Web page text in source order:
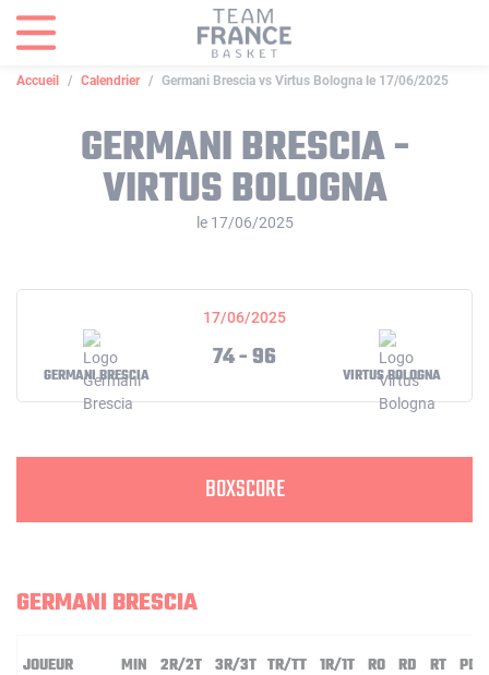
Accueil Calendrier Germani Brescia vs Virtus Bologna le 17/06/2025
GERMANI BRESCIA -
VIRTUS BOLOGNA
le 17/06/2025
17/06/2025
GERMANI BRESCIA
74 - 96
VIRTUS BOLOGNA
BOXSCORE
GERMANI BRESCIA
JOUEUR MIN 2R/2T 3R/3T TR/TT 1R/1T RO RD RT PD
Panneau de gestion des cookies